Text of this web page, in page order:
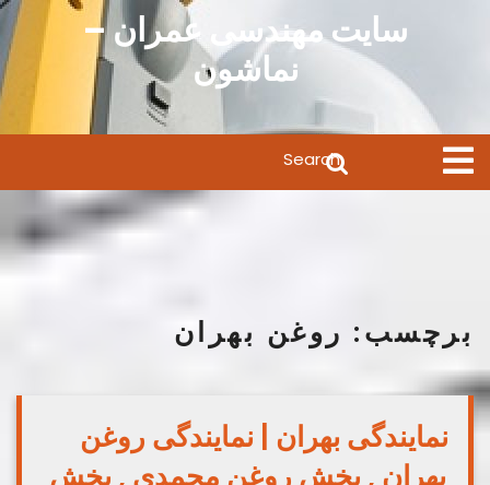
سایت مهندسی عمران –
نماشون
Open
Menu
for:
برچسب: روغن بهران
نمایندگی بهران | نمایندگی روغن
بهران , پخش روغن محمدی , پخش